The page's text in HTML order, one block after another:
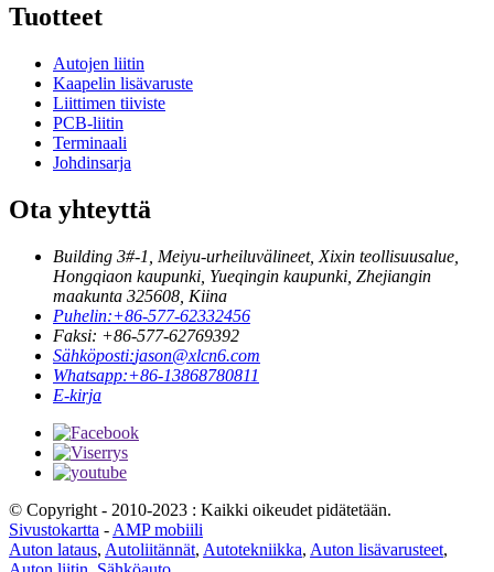
Tuotteet
Autojen liitin
Kaapelin lisävaruste
Liittimen tiiviste
PCB-liitin
Terminaali
Johdinsarja
Ota yhteyttä
Building 3#-1, Meiyu-urheiluvälineet, Xixin teollisuusalue,
Hongqiaon kaupunki, Yueqingin kaupunki, Zhejiangin
maakunta 325608, Kiina
Puhelin:+86-577-62332456
Faksi: +86-577-62769392
Sähköposti:jason@xlcn6.com
Whatsapp:+86-13868780811
E-kirja
© Copyright - 2010-2023 : Kaikki oikeudet pidätetään.
Sivustokartta - AMP mobiili
Auton lataus, Autoliitännät, Autotekniikka, Auton lisävarusteet,